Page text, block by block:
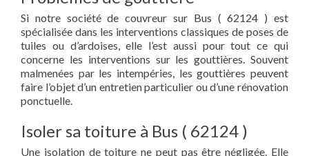
Si notre société de couvreur sur Bus ( 62124 ) est
spécialisée dans les interventions classiques de poses de
tuiles ou d’ardoises, elle l’est aussi pour tout ce qui
concerne les interventions sur les gouttières. Souvent
malmenées par les intempéries, les gouttières peuvent
faire l’objet d’un entretien particulier ou d’une rénovation
ponctuelle.
Isoler sa toiture à Bus ( 62124 )
Une isolation de toiture ne peut pas être négligée. Elle